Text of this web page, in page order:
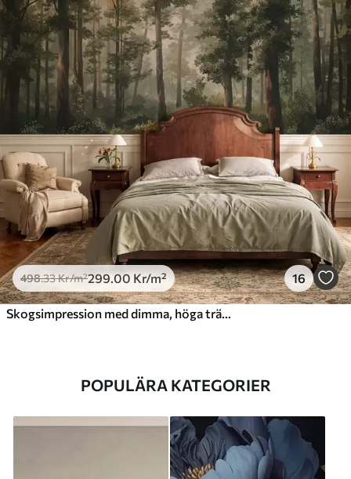
498.33Kr/m²299.00 Kr/m² 16
POPULÄRA KATEGORIER